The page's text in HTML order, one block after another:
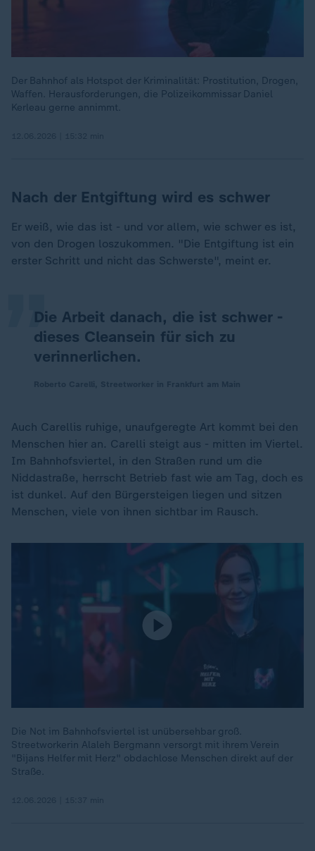
Der Bahnhof als Hotspot der Kriminalität: Prostitution, Drogen,
Waffen. Herausforderungen, die Polizeikommissar Daniel
Kerleau gerne annimmt.
Nach der Entgiftung wird es schwer
Er weiß, wie das ist - und vor allem, wie schwer es ist,
von den Drogen loszukommen. "Die Entgiftung ist ein
erster Schritt und nicht das Schwerste", meint er.
Die Arbeit danach, die ist schwer -
dieses Cleansein für sich zu
verinnerlichen.
„
Auch Carellis ruhige, unaufgeregte Art kommt bei den
Menschen hier an. Carelli steigt aus - mitten im Viertel.
Im Bahnhofsviertel, in den Straßen rund um die
Niddastraße, herrscht Betrieb fast wie am Tag, doch es
ist dunkel. Auf den Bürgersteigen liegen und sitzen
Menschen, viele von ihnen sichtbar im Rausch.
Die Not im Bahnhofsviertel ist unübersehbar groß.
Streetworkerin Alaleh Bergmann versorgt mit ihrem Verein
"Bijans Helfer mit Herz" obdachlose Menschen direkt auf der
Straße.